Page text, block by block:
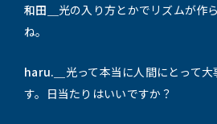
和田＿ 光の入り方とかでリズムが作
ね。
haru.＿ 光って本当に人間にとって
す。日当たりはいいですか？